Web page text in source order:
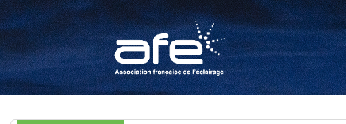
4 h 00 min
5 h 00 min